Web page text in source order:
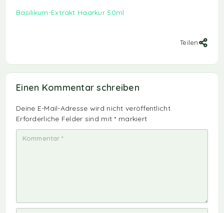
Basilikum-Extrakt Haarkur 50ml
Teilen
Einen Kommentar schreiben
Deine E-Mail-Adresse wird nicht veröffentlicht.
Erforderliche Felder sind mit* markiert